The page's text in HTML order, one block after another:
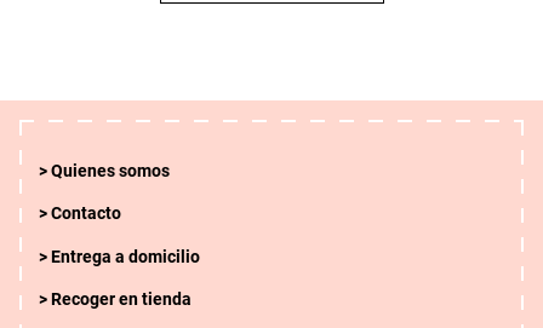
Quienes somos
Contacto
Entrega a domicilio
Recoger en tienda